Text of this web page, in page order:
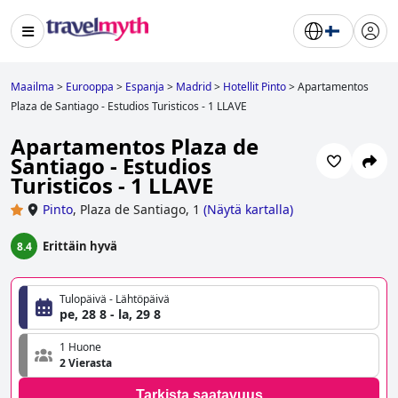
Maailma > Eurooppa > Espanja > Madrid> Hotellit Pinto>Apartamentos
Plaza de Santiago - Estudios Turisticos - 1 LLAVE
Apartamentos Plaza de
Santiago - Estudios
Turisticos - 1 LLAVE
Pinto, Plaza de Santiago, 1 (Näytä kartalla)
8.4 Erittäin hyvä
Tulopäivä - Lähtöpäivä
pe, 28 8 - la, 29 8
1 Huone
2 Vierasta
Tarkista saatavuus